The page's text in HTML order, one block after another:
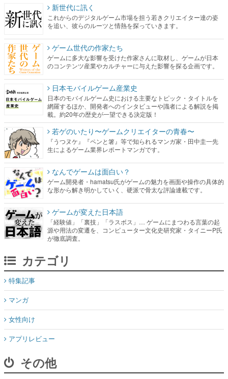
新世代に訊く
これからのデジタルゲーム市場を担う若きクリエイター達の姿
を追い、彼らのルーツと情熱を探っていきます。
ゲーム世代の作家たち
ゲームに多大な影響を受けた作家さんに取材し、ゲームが日本
のコンテンツ産業やカルチャーに与えた影響を探る企画です。
日本モバイルゲーム産業史
日本のモバイルゲーム史における主要なトピック・タイトルを
網羅するほか、開発者へのインタビューや識者による解説を掲
載。約20年の歴史が一望できる決定版！
若ゲのいたり〜ゲームクリエイターの青春〜
『うつヌケ』『ペンと箸』等で知られるマンガ家・田中圭一先
生によるゲーム業界レポートマンガです。
なんでゲームは面白い？
ゲーム開発者・hamatsu氏がゲームの魅力を画面や操作の具体的
な形から解き明かしていく、硬派で骨太な評論連載です。
ゲームが変えた日本語
「経験値」「裏技」「ラスボス」… ゲームにまつわる言葉の起
源や用法の変遷を、コンピューター文化史研究家・タイニーP氏
が徹底調査。
カテゴリ
特集記事
マンガ
女性向け
アプリレビュー
その他